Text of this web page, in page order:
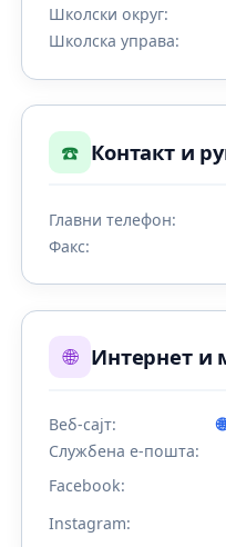
Школски округ:
Школска управа:
☎️ Контакт и
Главни телефон:
Факс:
🌐 Интернет и
Веб-сајт:
Службена е-пошта:
Facebook:
Instagram: